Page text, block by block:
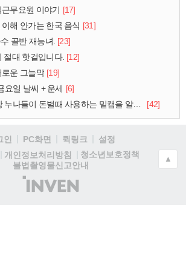
무요원 이야기 [17]
해 안가는 한국 음식 [31]
골반 재능녀. [23]
절대 핫걸입니다. [12]
로운 그늘막 [19]
요일 날씨 + 운세 [6]
나들이 돈벌때 사용하는 밑캠을 알아보자 [42]
인 PC화면 퀵링크
설정
개인정보처리방침
청소년보호정책
불법촬영물신고안내
(주)
인
▲